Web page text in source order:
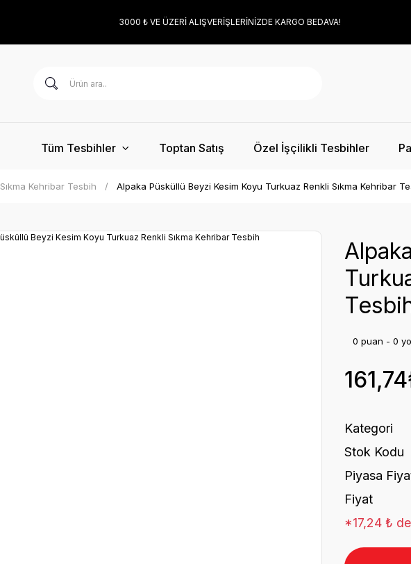
3000 ₺ VE ÜZERİ ALIŞVERİŞLERİNİZDE KARGO BEDAVA!
Tüm Tesbihler Toptan Satış Özel İşçilikli Tesbihler
Sıkma Kehribar Tesbih Alpaka Püsküllü Beyzi Kesim Koyu Turkuaz Renkli Sıkma Kehribar
0 puan - 0
Kategori
Stok Kodu
Piyasa
Fiyat
*17,24 ₺